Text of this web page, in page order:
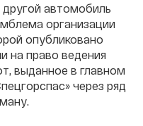
автомобиль
организации
опубликовано
на право ведения
выданное в главном
через ряд